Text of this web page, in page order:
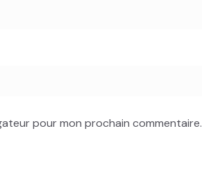
pour mon prochain commentaire.